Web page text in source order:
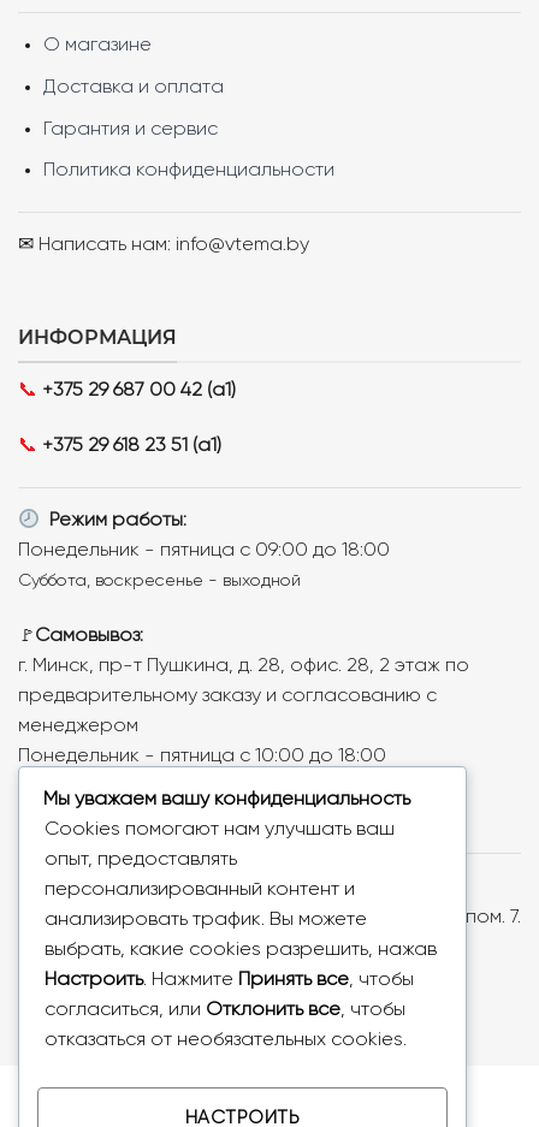
О магазине
Доставка и оплата
Гарантия и сервис
Политика конфиденциальности
✉ Написать нам: info@vtema.by
ИНФОРМАЦИЯ
📞 +375 29 687 00 42 (a1)
📞 +375 29 618 23 51 (a1)
Режим работы:
Понедельник - пятница с 09:00 до 18:00
Суббота, воскресенье - выходной
🚩 Самовывоз:
г. Минск, пр-т Пушкина, д. 28, офис. 28, 2 этаж по
предварительному заказу и согласованию с
менеджером
Понедельник - пятница с 10:00 до 18:00
ООО «Ваша тема», УНП: 193779018, Республика
Беларусь, 220073, г. Минск, ул. Скрыганова, д.6, пом. 7.
Регистрация от 26.07.2024г. Мингорисполком. В
торговом реестре N725576 от 27.08.2024г.
Copyright 2026 © VTEMA.BY
Мы уважаем вашу конфиденциальность
Cookies помогают нам улучшать ваш
опыт, предоставлять
персонализированный контент и
анализировать трафик. Вы можете
выбрать, какие cookies разрешить, нажав
Настроить. Нажмите Принять все, чтобы
согласиться, или Отклонить все, чтобы
отказаться от необязательных cookies.
НАСТРОИТЬ